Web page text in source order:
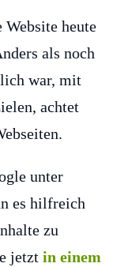
heute
als noch
war, mit
achtet
unter
es hilfreich
zu
jetzt in einem